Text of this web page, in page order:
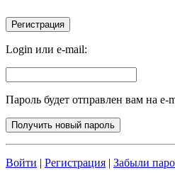
Login или e-mail:
Пароль будет отправлен вам на e-
Войти | Регистрация | Забыли